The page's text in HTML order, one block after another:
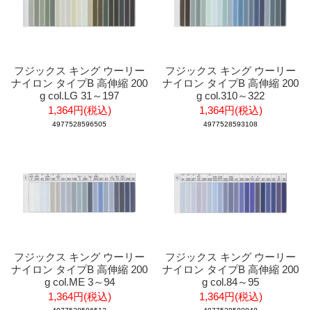
フジックス キング ウーリー
ナイロン タイプB 高伸縮 200
g col.LG 31～197
1,364円(税込)
4977528596505
フジックス キング ウーリー
ナイロン タイプB 高伸縮 200
g col.310～322
1,364円(税込)
4977528593108
フジックス キング ウーリー
ナイロン タイプB 高伸縮 200
g col.ME 3～94
1,364円(税込)
フジックス キング ウーリー
ナイロン タイプB 高伸縮 200
g col.84～95
1,364円(税込)